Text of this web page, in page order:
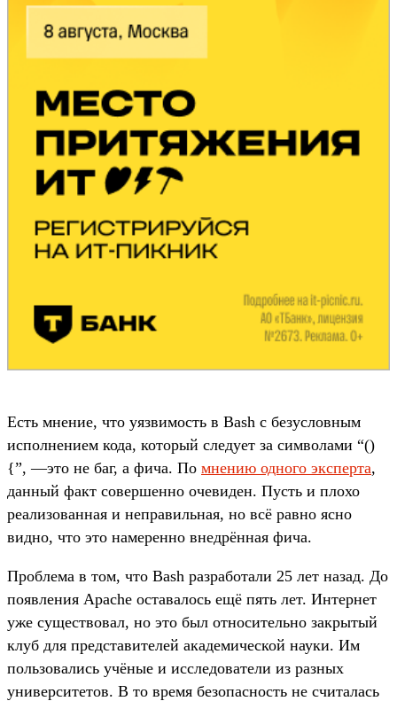
Есть мнение, что уязвимость в Bash с безусловным
исполнением кода, который следует за символами “()
{”, —это не баг, а фича. По мнению одного эксперта,
данный факт совершенно очевиден. Пусть и плохо
реализованная и неправильная, но всё равно ясно
видно, что это намеренно внедрённая фича.
Проблема в том, что Bash разработали 25 лет назад. До
появления Apache оставалось ещё пять лет. Интернет
уже существовал, но это был относительно закрытый
клуб для представителей академической науки. Им
пользовались учёные и исследователи из разных
университетов. В то время безопасность не считалась